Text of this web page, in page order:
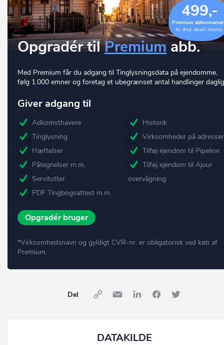
499,-
Premium
kr. /md. ekskl. moms.
Opgradér tilPremium abb.
Med Premium får du adgang til Tinglysningsdata på ejendomme,
følg 1.000 emner og foretag et ubegrænset antal handlinger
Giver adgang til
Adkomsthavere
Tinglysning
Hæftelser
Påtegnelser m.m.
Servitutter
PDF Tingbogsattest m.m.
Historik
Virksomheder på
Tilføj ejendom til Pipeline
Tilføj ejendom til Ajour
overvågning
Opgradér bruger
*Virksomhedsnavn og gyldigt CVR-nr. er obligatorisk ved køb af
Premium.
Del
DATAKILDE